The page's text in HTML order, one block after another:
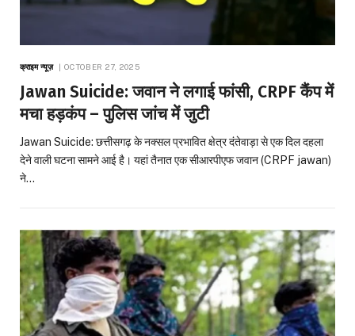
क्राइम न्यूज़ OCTOBER 27, 2025
Jawan Suicide: जवान ने लगाई फांसी, CRPF कैंप में
मचा हड़कंप – पुलिस जांच में जुटी
Jawan Suicide: छत्तीसगढ़ के नक्सल प्रभावित क्षेत्र दंतेवाड़ा से एक दिल दहला
देने वाली घटना सामने आई है। यहां तैनात एक सीआरपीएफ जवान (CRPF jawan)
ने…